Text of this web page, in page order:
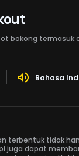
bokong
Bahasa
terbentuk tidak
juga dapat